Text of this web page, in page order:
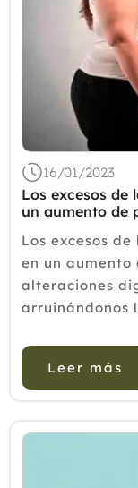
16/01/2023
Los excesos de
un aumento de
Los excesos
en un aumento
alteraciones
arruinándonos
las navidades.
ayudarnos. La...
Leer más